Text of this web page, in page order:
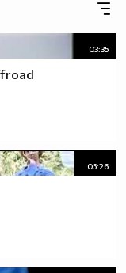
03:35
05:26